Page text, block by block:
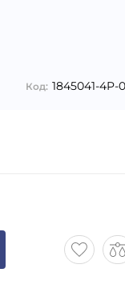
Код: 1845041-4P-